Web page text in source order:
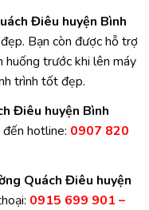
Điêu huyện Bình
Bạn còn được hỗ trợ
huống trước khi lên máy
trình tốt đẹp.
Điêu huyện Bình
hotline: 0907 820
Quách Điêu huyện
0915 699 901 –